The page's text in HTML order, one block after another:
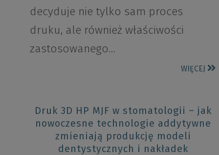
decyduje nie tylko sam proces
druku, ale również właściwości
zastosowanego…
WIĘCEJ
Druk 3D HP MJF w stomatologii – jak
nowoczesne technologie addytywne
zmieniają produkcję modeli
dentystycznych i nakładek